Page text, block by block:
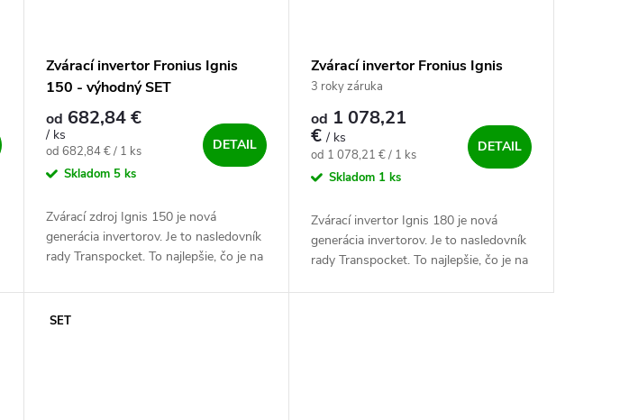
Zvárací invertor Fronius Ignis
150 - výhodný SET
od 682,84 €
/ ks
Jednotková cena:
od 682,84 € / 1 ks
Skladom 5 ks
DETAIL
Zvárací zdroj Ignis 150 je nová
generácia invertorov. Je to nasledovník
rady Transpocket. To najlepšie, čo je na
najspoľahlivejšia zváračka...
Zvárací invertor Fronius Ignis
180 Pulz- výhodný SET
3 roky záruka
od 1 078,21
€/ ks
Jednotková cena:
od 1 078,21 € / 1 ks
Skladom 1 ks
DETAIL
Zvárací invertor Ignis 180 je nová
generácia invertorov. Je to nasledovník
rady Transpocket. To najlepšie, čo je na
SET